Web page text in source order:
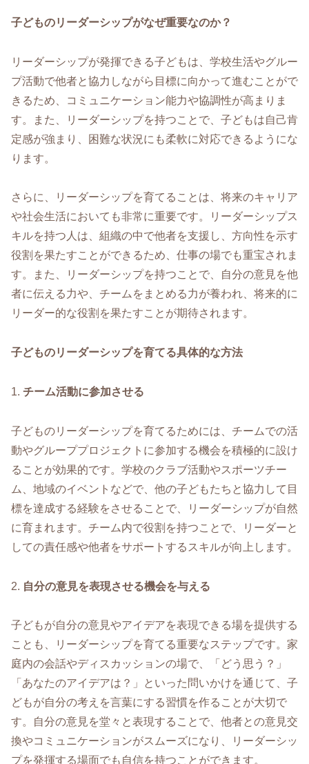
子どものリーダーシップがなぜ重要なのか？
リーダーシップが発揮できる子どもは、学校生活やグルー
プ活動で他者と協力しながら目標に向かって進むことがで
きるため、コミュニケーション能力や協調性が高まりま
す。また、リーダーシップを持つことで、子どもは自己肯
定感が強まり、困難な状況にも柔軟に対応できるようにな
ります。
さらに、リーダーシップを育てることは、将来のキャリア
や社会生活においても非常に重要です。リーダーシップス
キルを持つ人は、組織の中で他者を支援し、方向性を示す
役割を果たすことができるため、仕事の場でも重宝されま
す。また、リーダーシップを持つことで、自分の意見を他
者に伝える力や、チームをまとめる力が養われ、将来的に
リーダー的な役割を果たすことが期待されます。
子どものリーダーシップを育てる具体的な方法
1. チーム活動に参加させる
子どものリーダーシップを育てるためには、チームでの活
動やグループプロジェクトに参加する機会を積極的に設け
ることが効果的です。学校のクラブ活動やスポーツチー
ム、地域のイベントなどで、他の子どもたちと協力して目
標を達成する経験をさせることで、リーダーシップが自然
に育まれます。チーム内で役割を持つことで、リーダーと
しての責任感や他者をサポートするスキルが向上します。
2. 自分の意見を表現させる機会を与える
子どもが自分の意見やアイデアを表現できる場を提供する
ことも、リーダーシップを育てる重要なステップです。家
庭内の会話やディスカッションの場で、「どう思う？」
「あなたのアイデアは？」といった問いかけを通じて、子
どもが自分の考えを言葉にする習慣を作ることが大切で
す。自分の意見を堂々と表現することで、他者との意見交
換やコミュニケーションがスムーズになり、リーダーシッ
プを発揮する場面でも自信を持つことができます。